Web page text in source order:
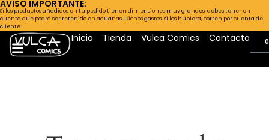
AVISO IMPORTANTE:
Si los productos añadidos en tu pedido tienen dimensiones muy grandes, debes tener en
cuenta que podrá ser retenido en aduanas. Dichos gastos, si los hubiera, corren por cuenta del
cliente.
Inicio Tienda Vulca Comics Contacto